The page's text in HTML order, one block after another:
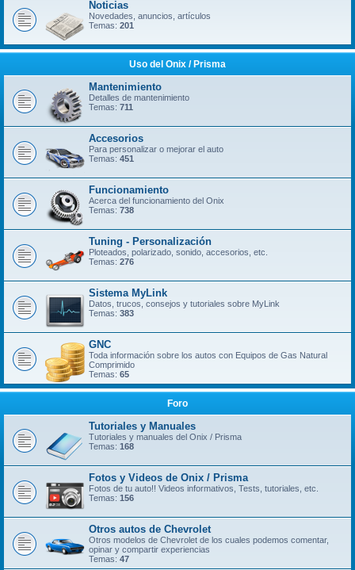
Noticias
Novedades, anuncios, artículos
Temas: 201
Uso del Onix / Prisma
Mantenimiento
Detalles de mantenimiento
Temas: 711
Accesorios
Para personalizar o mejorar el auto
Temas: 451
Funcionamiento
Acerca del funcionamiento del Onix
Temas: 738
Tuning - Personalización
Ploteados, polarizado, sonido, accesorios, etc.
Temas: 276
Sistema MyLink
Datos, trucos, consejos y tutoriales sobre MyLink
Temas: 383
GNC
Toda información sobre los autos con Equipos de Gas Natural
Comprimido
Temas: 65
Foro
Tutoriales y Manuales
Tutoriales y manuales del Onix / Prisma
Temas: 168
Fotos y Videos de Onix / Prisma
Fotos de tu auto!! Videos informativos, Tests, tutoriales, etc.
Temas: 156
Otros autos de Chevrolet
Otros modelos de Chevrolet de los cuales podemos comentar,
opinar y compartir experiencias
Temas: 47